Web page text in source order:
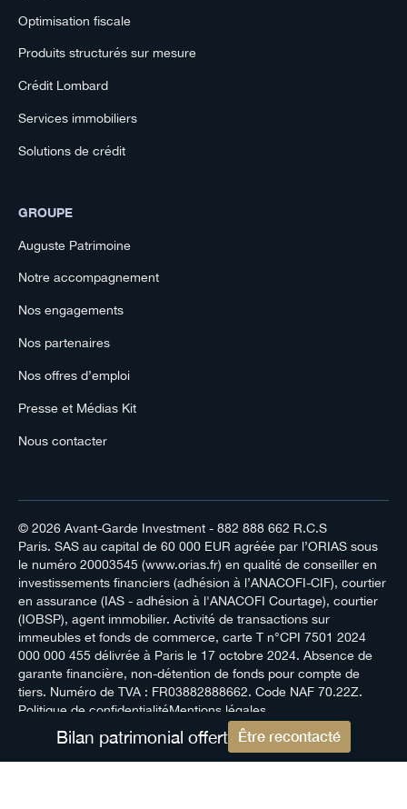
Optimisation fiscale
Produits structurés sur mesure
Crédit Lombard
Services immobiliers
Solutions de crédit
GROUPE
Auguste Patrimoine
Notre accompagnement
Nos engagements
Nos partenaires
Nos offres d’emploi
Presse et Médias Kit
Nous contacter
© 2026 Avant-Garde Investment- 882 888 662 R.C.S
Paris. SAS au capital de 60 000 EUR agréée par l’ORIAS sous
le numéro 20003545 (www.orias.fr) en qualité de conseiller en
investissements financiers (adhésion à l’ANACOFI-CIF), courtier
en assurance (IAS - adhésion à l'ANACOFI Courtage), courtier
(IOBSP), agent immobilier. Activité de transactions sur
immeubles et fonds de commerce, carte T n°CPI 7501 2024
000 000 455 délivrée à Paris le 17 octobre 2024. Absence de
garante financière, non-détention de fonds pour compte de
tiers. Numéro de TVA : FR03882888662. Code NAF 70.22Z.
Politique de confidentialitéMentions légales
Bilan patrimonial offert Être recontacté